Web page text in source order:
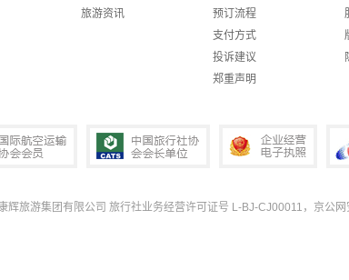
旅游资讯
预订流程
支付方式
投诉建议
郑重声明
旅游集团有限公司 旅行社业务经营许可证号 L-BJ-CJ00011，京公